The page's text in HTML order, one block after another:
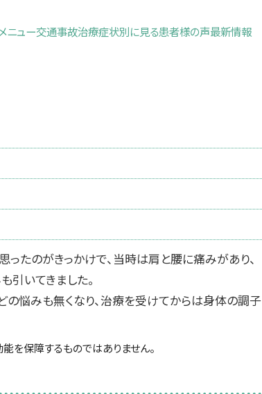
ニュー交通事故治療症状別に見る患者様の声最新情報
ったのがきっかけで、当時は肩と腰に痛みがあり、
引いてきました。
の悩みも無くなり、治療を受けてからは身体の調子
を保障するものではありません。